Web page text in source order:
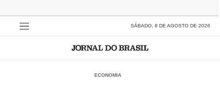
SÁBADO, 8 DE AGOSTO DE 2026
ECONOMIA